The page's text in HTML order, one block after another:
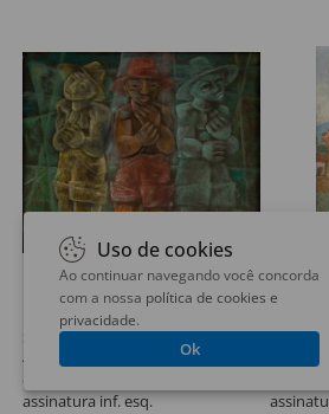
Lote 285
Harry Elsas
Sem Título
46 x 56 cm
óleo sobre tela
assinatura inf. esq.
Lote 286
Fulvio
10 x 7 cm
Óleo
Uso de cookies
Ao continuar navegando você concorda
com a nossa política de cookies e
privacidade.
Ok